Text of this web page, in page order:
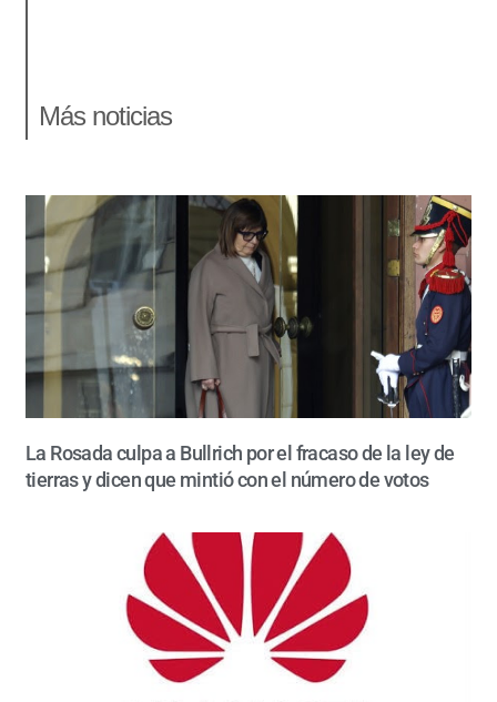
Más noticias
La Rosada culpa a Bullrich por el fracaso de la ley de
tierras y dicen que mintió con el número de votos